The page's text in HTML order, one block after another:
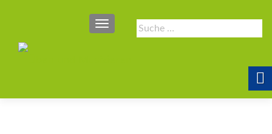
Suche
nach:
SCHALTE NAVIGATION